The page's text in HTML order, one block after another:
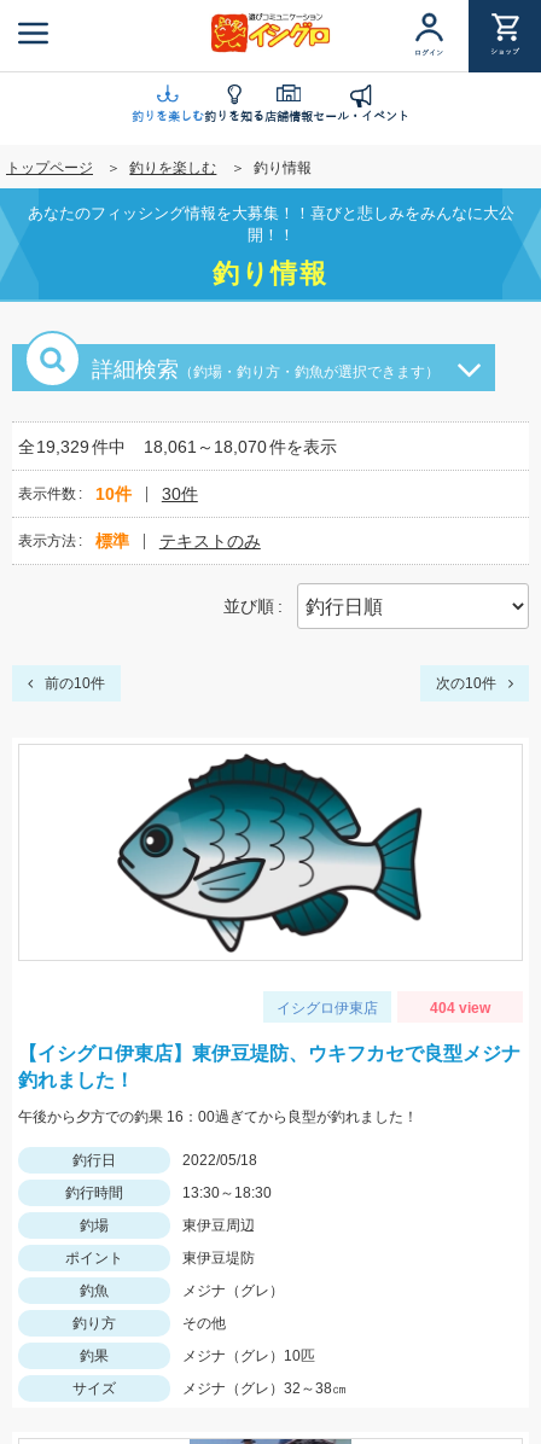
ン
に
移
動
ログイン ショップ
釣りを楽しむ釣りを知る店舗情報セール・イベント
トップページ 釣りを楽しむ 釣り情報
あなたのフィッシング情報を大募集！！喜びと悲しみをみんなに大公
開！！
釣り情報
詳細検索 （釣場・釣り方・釣魚が選択できます）
全19,329件中 18,061～18,070件を表示
表示件数 10件 30件
表示方法 標準 テキストのみ
並び順
前の10件 次の10件
イシグロ伊東店 404 view
【イシグロ伊東店】東伊豆堤防、ウキフカセで良型メジナ
釣れました！
午後から夕方での釣果 16：00過ぎてから良型が釣れました！
釣行日
2022/05/18
釣行時間
13:30～18:30
釣場
東伊豆周辺
ポイント
東伊豆堤防
釣魚
メジナ（グレ）
釣り方
その他
釣果
メジナ（グレ）10匹
サイズ
メジナ（グレ）32～38㎝